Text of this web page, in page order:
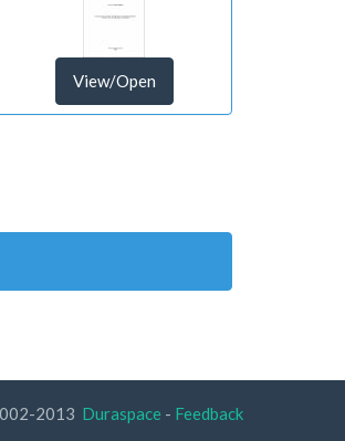
View/Open
2013 Duraspace - Feedback